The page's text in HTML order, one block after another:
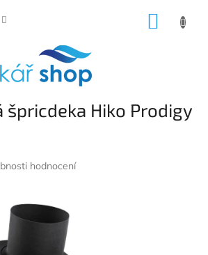
špricdeka Hiko Prodigy
hodnocení